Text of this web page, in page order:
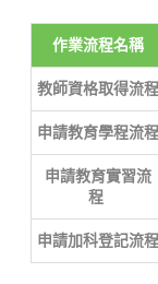
作業流程名稱
教師資格取得流程
申請教育學程流程
申請教育實習流
程
申請加科登記流程